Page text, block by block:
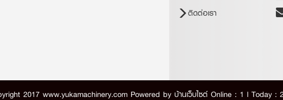
ติดต่อเรา
2017 www.yukamachinery.com Powered by บ้านเว็บไซต์Online : 1 l Today :